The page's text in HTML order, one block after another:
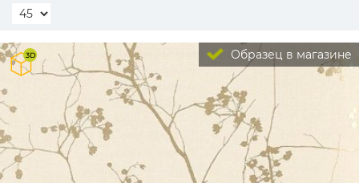
Образец в магазине